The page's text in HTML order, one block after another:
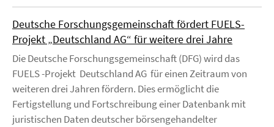
Deutsche Forschungsgemeinschaft fördert FUELS-
Projekt „Deutschland AG“ für weitere drei Jahre
Die Deutsche Forschungsgemeinschaft (DFG) wird das
FUELS -Projekt Deutschland AG für einen Zeitraum von
weiteren drei Jahren fördern. Dies ermöglicht die
Fertigstellung und Fortschreibung einer Datenbank mit
juristischen Daten deutscher börsengehandelter